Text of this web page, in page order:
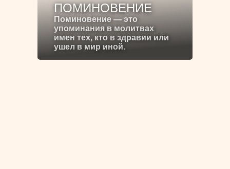
ПОМИНОВЕНИЕ
Поминовение — это
упоминания в молитвах
имен тех, кто в здравии или
ушел в мир иной.